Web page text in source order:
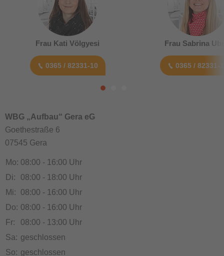
Frau Kati Völgyesi
0365 / 82331-10
Frau Sabrina
0365 / 82331-
WBG „Aufbau“ Gera eG
Goethestraße 6
07545 Gera
Mo: 08:00 - 16:00 Uhr
Di:
08:00 - 18:00 Uhr
Mi:
08:00 - 16:00 Uhr
Do: 08:00 - 16:00 Uhr
Fr:
08:00 - 13:00 Uhr
Sa: geschlossen
So: geschlossen